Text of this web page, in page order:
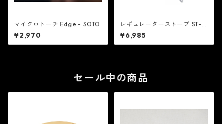
マイクロトーチ Edge - SOTO
¥2,970
レギュレーターストーブ ST-31
0 - SOTO
¥6,985
セール中の商品